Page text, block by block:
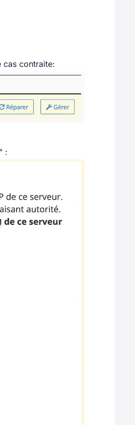
cas contraite:
" :